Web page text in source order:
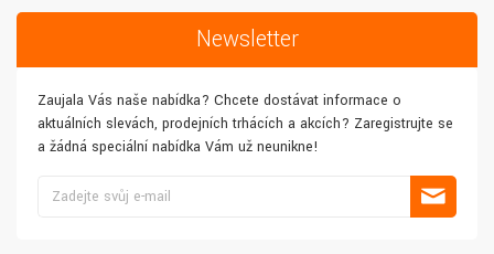
Newsletter
Zaujala Vás naše nabídka? Chcete dostávat informace o
aktuálních slevách, prodejních trhácích a akcích? Zaregistrujte se
a žádná speciální nabídka Vám už neunikne!